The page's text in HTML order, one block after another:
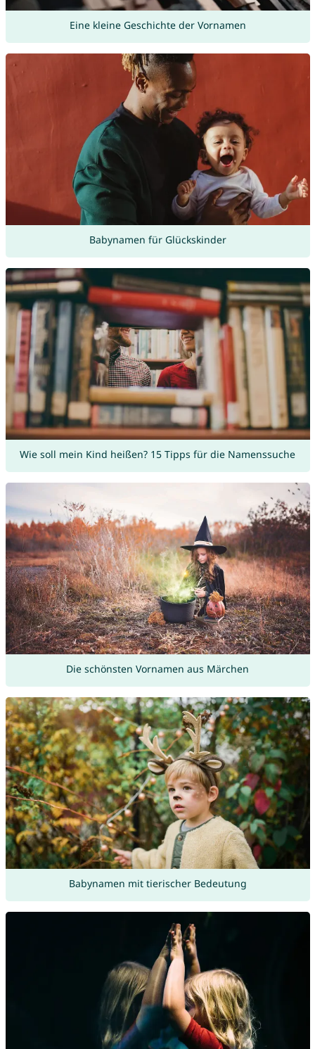
Eine kleine Geschichte der Vornamen
Babynamen für Glückskinder
Wie soll mein Kind heißen? 15 Tipps für die Namenssuche
Die schönsten Vornamen aus Märchen
Babynamen mit tierischer Bedeutung